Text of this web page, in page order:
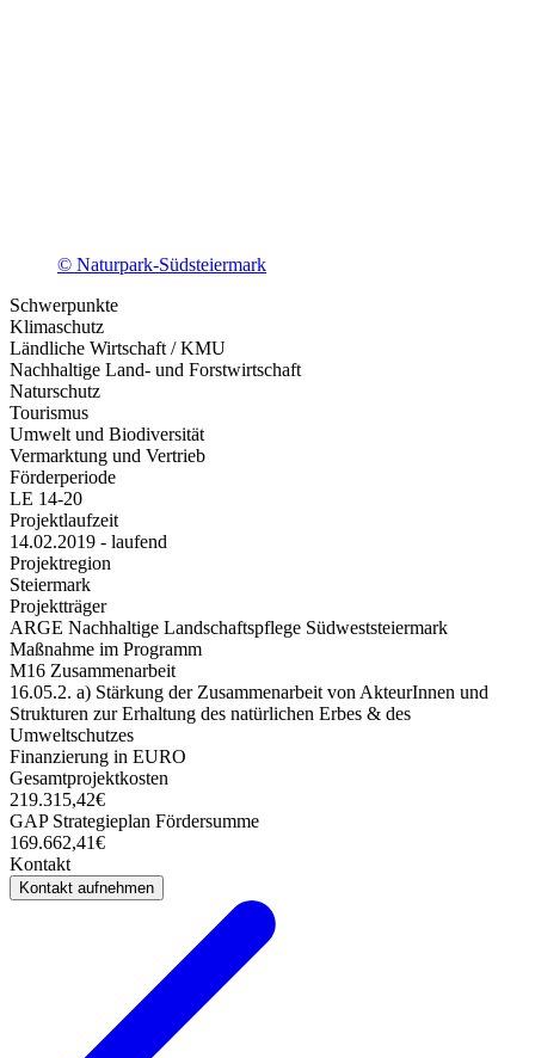
© Naturpark-Südsteiermark
Schwerpunkte
Klimaschutz
Ländliche Wirtschaft / KMU
Nachhaltige Land- und Forstwirtschaft
Naturschutz
Tourismus
Umwelt und Biodiversität
Vermarktung und Vertrieb
Förderperiode
LE 14-20
Projektlaufzeit
14.02.2019 - laufend
Projektregion
Steiermark
Projektträger
ARGE Nachhaltige Landschaftspflege Südweststeiermark
Maßnahme im Programm
M16 Zusammenarbeit
16.05.2. a) Stärkung der Zusammenarbeit von AkteurInnen und
Strukturen zur Erhaltung des natürlichen Erbes & des
Umweltschutzes
Finanzierung in EURO
Gesamtprojektkosten
219.315,42€
GAP Strategieplan Fördersumme
169.662,41€
Kontakt
Kontakt aufnehmen